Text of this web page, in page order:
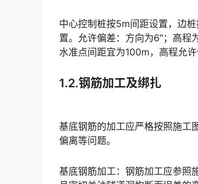
中心控制桩按5m间距设置，边
置。允许偏差：方向为6″；高程
水准点间距宜为100m，高程允许
1.2.钢筋加工及绑扎
基底钢筋的加工应严格按照施工
偏离等问题。
基底钢筋加工：钢筋加工应参照